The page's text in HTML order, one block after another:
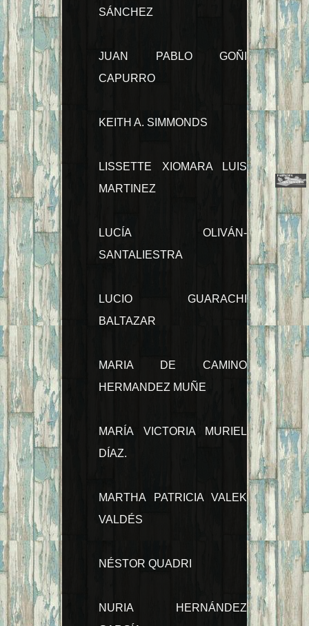
SÁNCHEZ
JUAN PABLO GOÑI
CAPURRO
KEITH A. SIMMONDS
LISSETTE XIOMARA LUIS
MARTINEZ
LUCÍA OLIVÁN-
SANTALIESTRA
LUCIO GUARACHI
BALTAZAR
MARIA DE CAMINO
HERMANDEZ MUÑE
MARÍA VICTORIA MURIEL
DÍAZ.
MARTHA PATRICIA VALEK
VALDÉS
NÉSTOR QUADRI
NURIA HERNÁNDEZ